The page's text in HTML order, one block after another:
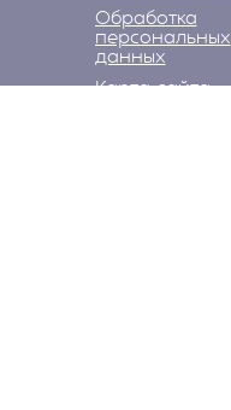
Обработка
персональных
данных
Карта сайта